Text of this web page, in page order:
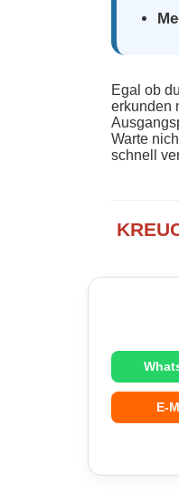
Egal ob
erkunden
Warte
schnell
E-